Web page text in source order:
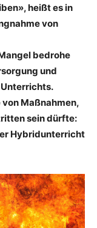
heißt es in
von
bedrohe
und
Maßnahmen,
sein dürfte:
Hybridunterricht